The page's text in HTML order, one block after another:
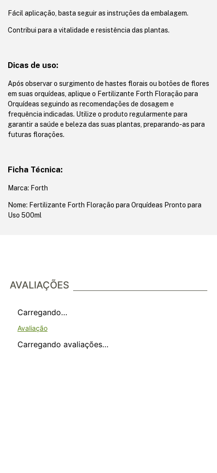
Fácil aplicação, basta seguir as instruções da embalagem.
Contribui para a vitalidade e resistência das plantas.
Dicas de uso:
Após observar o surgimento de hastes florais ou botões de flores
em suas orquídeas, aplique o Fertilizante Forth Floração para
Orquídeas seguindo as recomendações de dosagem e
frequência indicadas. Utilize o produto regularmente para
garantir a saúde e beleza das suas plantas, preparando-as para
futuras florações.
Ficha Técnica:
Marca: Forth
Nome: Fertilizante Forth Floração para Orquídeas Pronto para
Uso 500ml
AVALIAÇÕES
Carregando…
Carregando avaliações…